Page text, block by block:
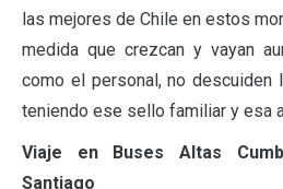
las mejores de Chile en estos
medida que crezcan y vayan
como el personal, no descuiden
teniendo ese sello familiar y esa
Viaje en Buses Altas
Santiago